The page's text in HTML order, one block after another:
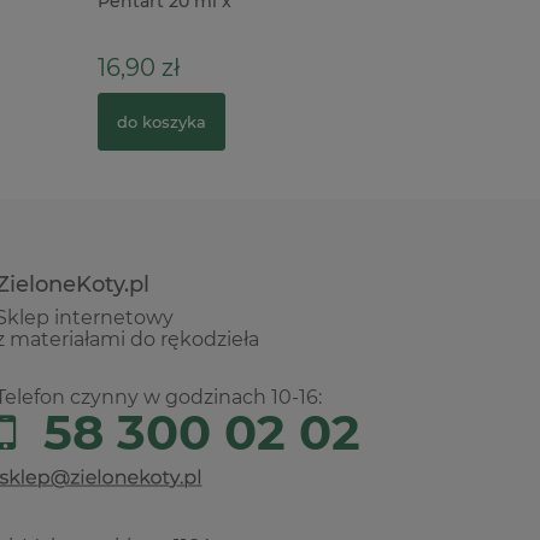
16,90 zł
do koszyka
internetowy
materiałami do rękodzieła
czynny w godzinach 10-16:
58 300 02 02